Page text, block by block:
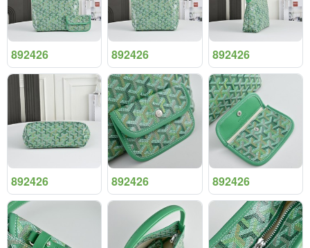
892426 892426 892426
892426 892426 892426